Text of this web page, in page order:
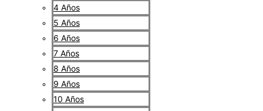
4 Años
5 Años
6 Años
7 Años
8 Años
9 Años
10 Años